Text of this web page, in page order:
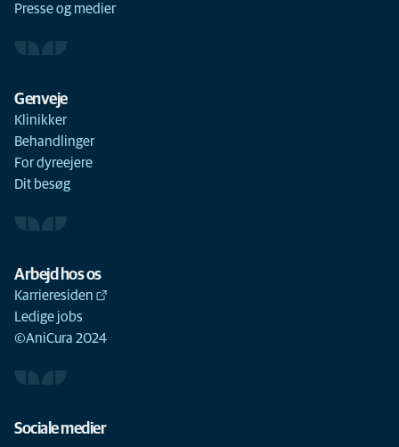
Presse og medier
Genveje
Klinikker
Behandlinger
For dyreejere
Dit besøg
Arbejd hos os
Karrieresiden
Ledige jobs
©AniCura 2024
Sociale medier